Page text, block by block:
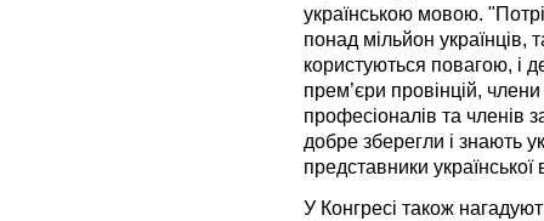
українською мовою.
понад мільйон українців,
користуються повагою, і
прем’єри провінцій,
професіоналів та членів
добре зберегли і знають
представники
У Конгресі також